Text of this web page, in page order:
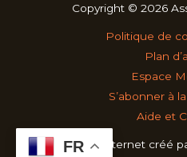
Copyright © 2026
Politique de
Plan
Espace
S’abonner à
Aide et
Site internet créé
FR